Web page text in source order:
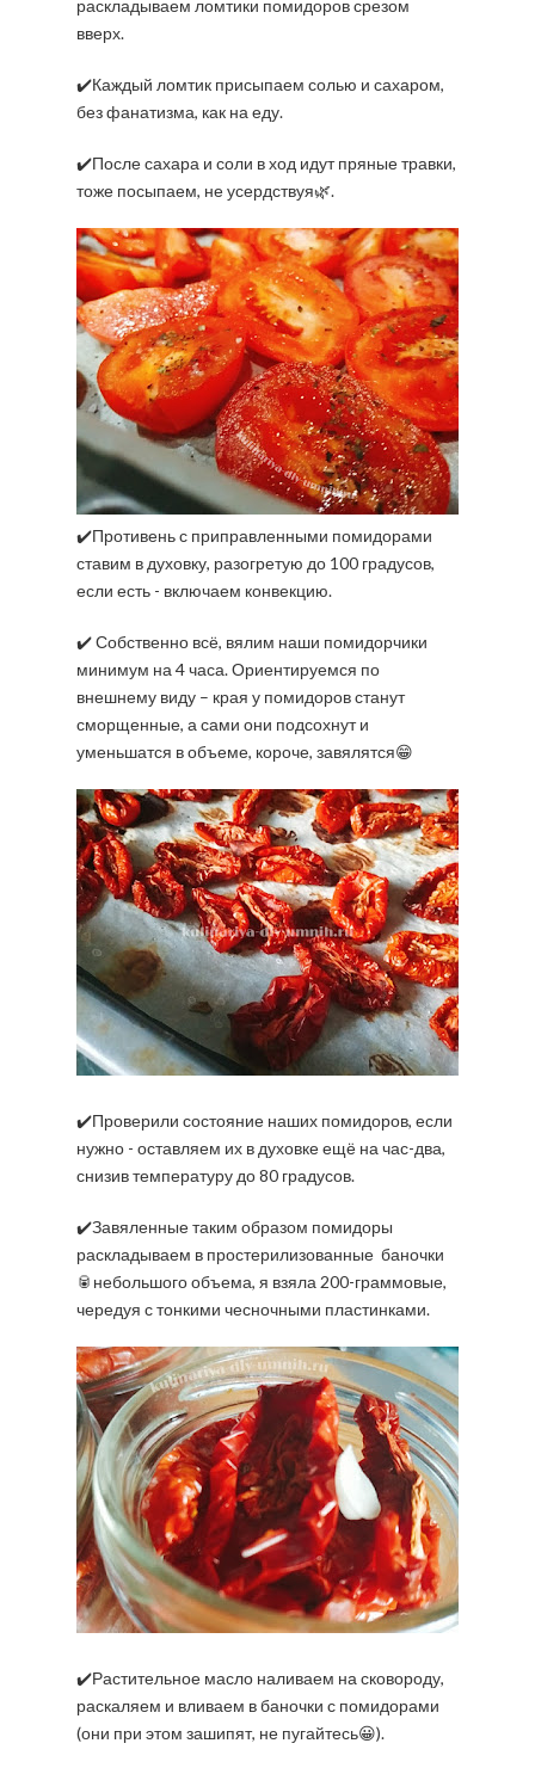
раскладываем ломтики помидоров срезом
вверх.
✔️Каждый ломтик присыпаем солью и сахаром,
без фанатизма, как на еду.
✔️После сахара и соли в ход идут пряные травки,
тоже посыпаем, не усердствуя🌿.
✔️Противень с приправленными помидорами
ставим в духовку, разогретую до 100 градусов,
если есть - включаем конвекцию.
✔️ Собственно всё, вялим наши помидорчики
минимум на 4 часа. Ориентируемся по
внешнему виду – края у помидоров станут
сморщенные, а сами они подсохнут и
уменьшатся в объеме, короче, завялятся😁
✔️Проверили состояние наших помидоров, если
нужно - оставляем их в духовке ещё на час-два,
снизив температуру до 80 градусов.
✔️Завяленные таким образом помидоры
раскладываем в простерилизованные баночки
🥫небольшого объема, я взяла 200-граммовые,
чередуя с тонкими чесночными пластинками.
✔️Растительное масло наливаем на сковороду,
раскаляем и вливаем в баночки с помидорами
(они при этом зашипят, не пугайтесь😀).